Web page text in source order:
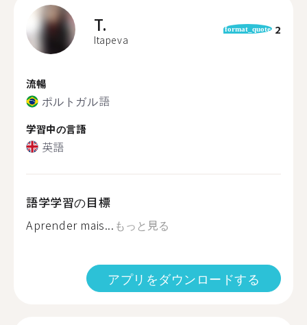
T.
Itapeva
format_quote 2
流暢
ポルトガル語
学習中の言語
英語
語学学習の目標
Aprender mais... もっと見る
アプリをダウンロードする